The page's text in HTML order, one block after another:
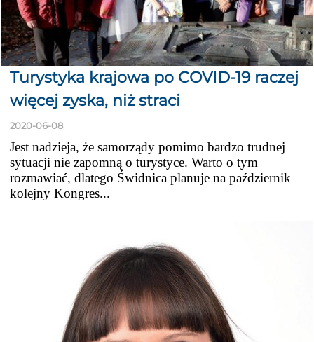
Turystyka krajowa po COVID-19 raczej
więcej zyska, niż straci
2020-06-08
Jest nadzieja, że samorządy pomimo bardzo trudnej
sytuacji nie zapomną o turystyce. Warto o tym
rozmawiać, dlatego Świdnica planuje na październik
kolejny Kongres...